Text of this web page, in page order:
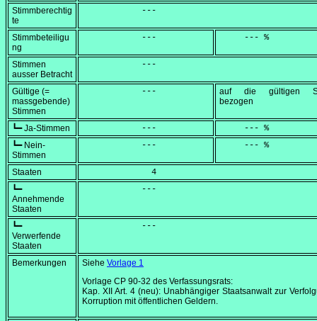
Stimmberechtig
te
            ---
Stimmbeteiligu
ng
            ---
     --- %
Stimmen
ausser Betracht
            ---
Gültige (=
massgebende)
Stimmen
            ---
auf die gültigen
bezogen
┗━ Ja-Stimmen
            ---
     --- %
┗━ Nein-
Stimmen
            ---
     --- %
Staaten
              4
┗━
Annehmende
Staaten
            ---
┗━
Verwerfende
Staaten
            ---
Bemerkungen Siehe Vorlage 1
Vorlage CP 90-32 des Verfassungsrats:
Kap. XII Art. 4 (neu): Unabhängiger Staatsanwalt zur
Korruption mit öffentlichen Geldern.